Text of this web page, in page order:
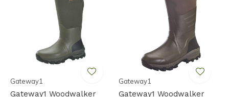
Gateway1
Gateway1 Woodwalker
Gateway1
Gateway1 Woodwalker